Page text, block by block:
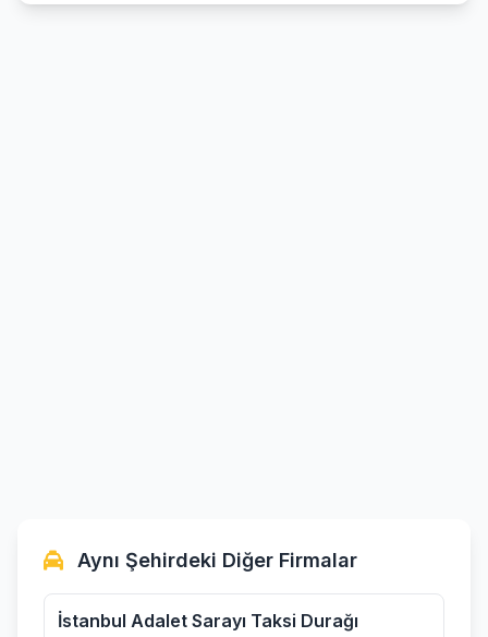
Aynı Şehirdeki Diğer Firmalar
İstanbul Adalet Sarayı Taksi Durağı